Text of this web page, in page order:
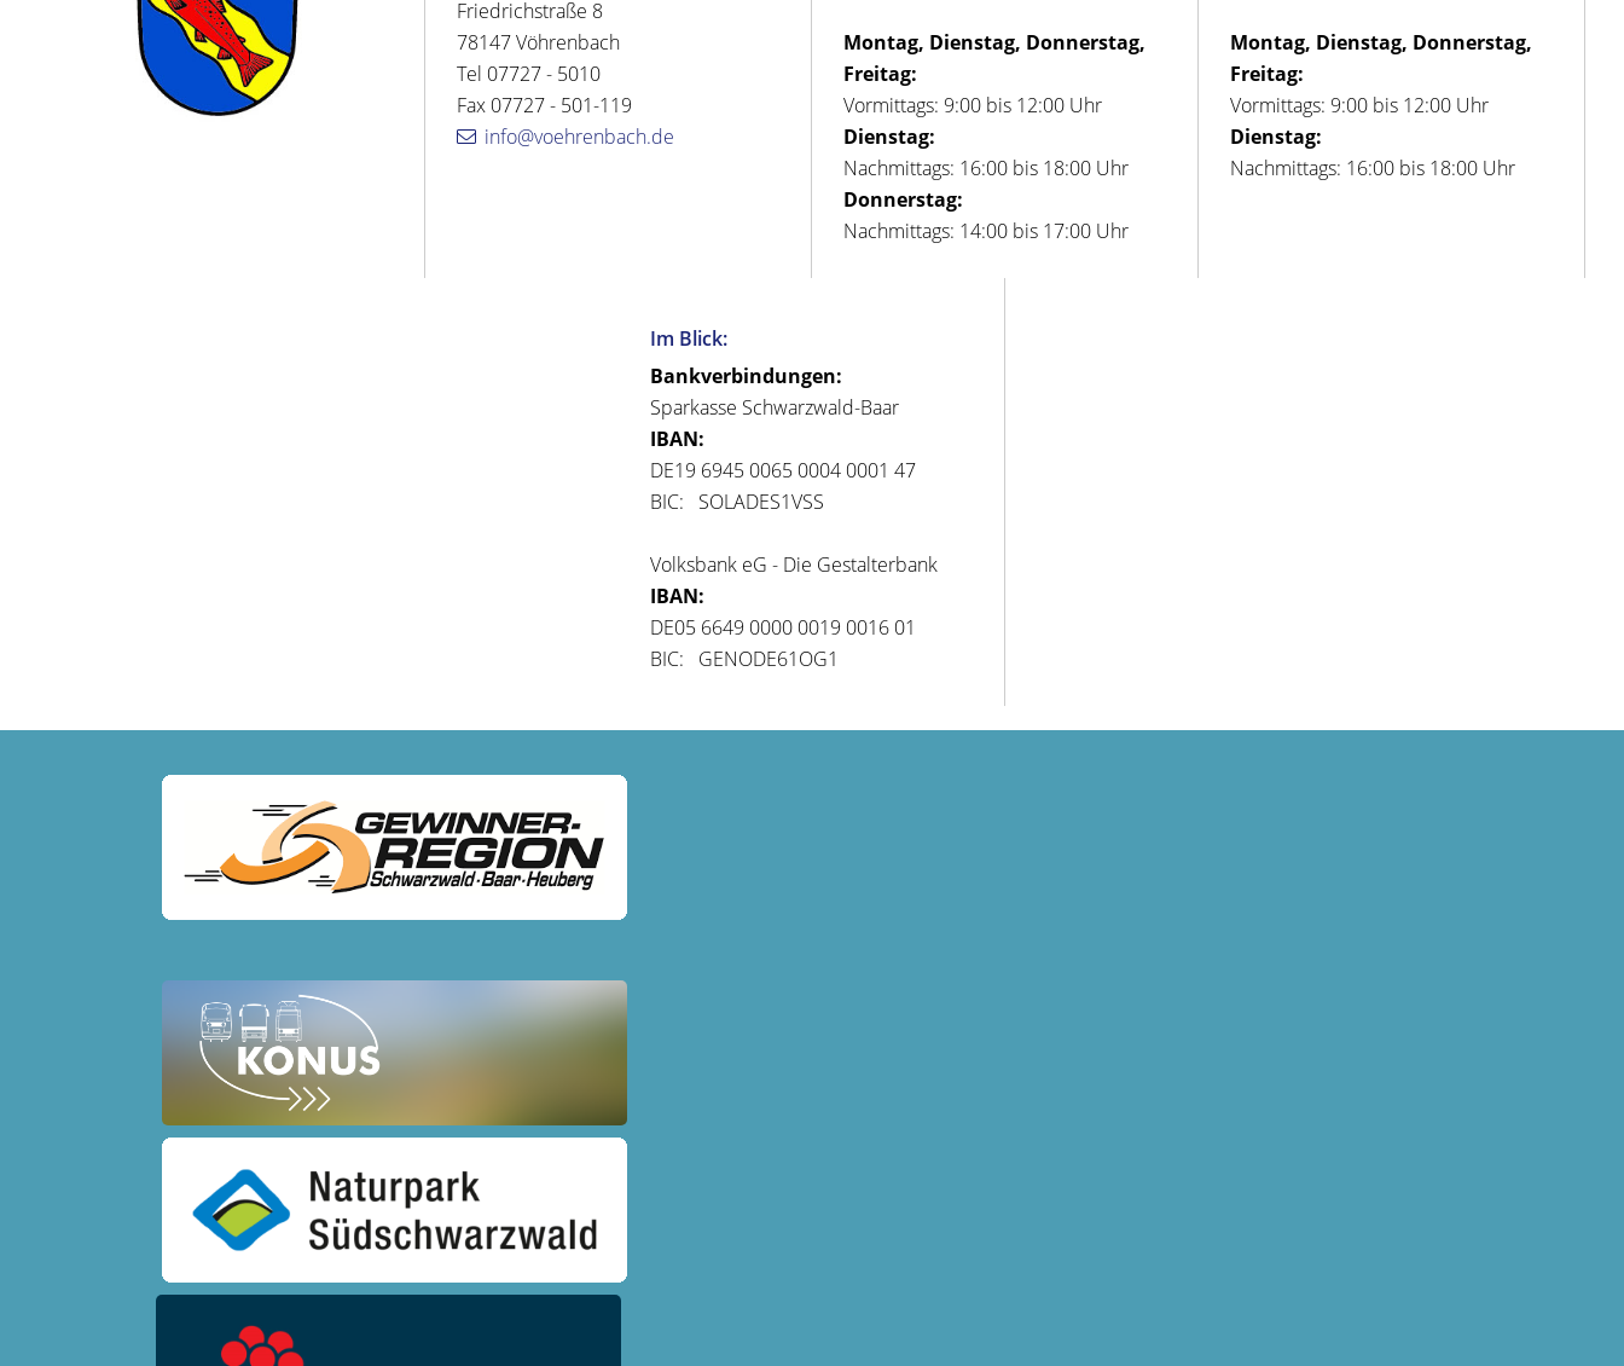
Friedrichstraße 8
78147 Vöhrenbach
Tel 07727 - 5010
Fax 07727 - 501-119
info@voehrenbach.de
Montag, Dienstag, Donnerstag,
Freitag:
Vormittags: 9:00 bis 12:00 Uhr
Dienstag:
Nachmittags: 16:00 bis 18:00 Uhr
Donnerstag:
Nachmittags: 14:00 bis 17:00 Uhr
Montag, Dienstag, Donnerstag,
Freitag:
Vormittags: 9:00 bis 12:00 Uhr
Dienstag:
Nachmittags: 16:00 bis 18:00 Uhr
Im Blick:
Bankverbindungen:
Sparkasse Schwarzwald-Baar
IBAN:
DE19 6945 0065 0004 0001 47
BIC: SOLADES1VSS
Volksbank eG - Die Gestalterbank
IBAN:
DE05 6649 0000 0019 0016 01
BIC: GENODE61OG1